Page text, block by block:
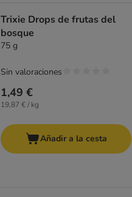
Trixie Drops de frutas del
bosque
75 g
1,49 €
19,87 € / kg
Sin valoraciones
Añadir a la cesta